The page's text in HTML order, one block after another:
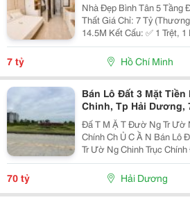
Nhà Đẹp Bình Tân 5 Tầng
Thất Giá Chỉ: 7 Tỷ (Thương Lượng)
14.5M Kết Cấu: ✅ 1 Trệt, 1 Lửng, 3 Lầu. ✅ 4Pn, 5Wc
(Có Thể Bố Trí 6Pn). ✅
Thượng. Hẻm Xe Tải,
7 tỷ Hồ Chí Minh
Bán Lô Đất 3 Mặt
Chinh, Tp Hải Dương,
Vị Trí Đẹp
Đấ T M Ặ T Đườ Ng Tr Ườ
Chính Ch Ủ C Ầ N Bán Lô
Tr Ườ Ng Chinh Trục
H Ả I D Ươ Ng - Di Ệ N Tích 789M2, Lô Góc 3 M Ặ T Ti Ề
70 tỷ Hải Dương